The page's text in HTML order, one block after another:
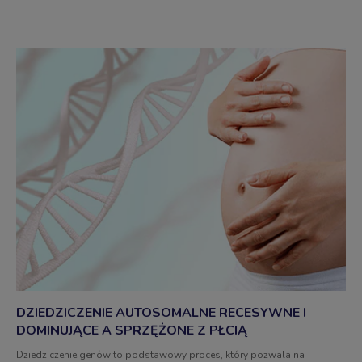
DZIEDZICZENIE AUTOSOMALNE RECESYWNE I
DOMINUJĄCE A SPRZĘŻONE Z PŁCIĄ
Dziedziczenie genów to podstawowy proces, który pozwala na